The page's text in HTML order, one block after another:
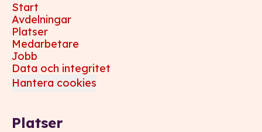
Start
Avdelningar
Platser
Medarbetare
Jobb
Data och integritet
Hantera cookies
Platser